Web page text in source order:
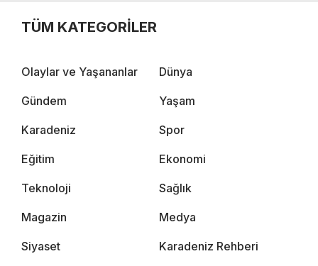
TÜM KATEGORİLER
Olaylar ve Yaşananlar Dünya
Gündem Yaşam
Karadeniz Spor
Eğitim Ekonomi
Teknoloji Sağlık
Magazin Medya
Siyaset Karadeniz Rehberi